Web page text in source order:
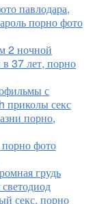
павлодара,
порно фото
2 ночной
37 лет, порно
с
приколы секс
порно,
порно фото
грудь
секс, порно